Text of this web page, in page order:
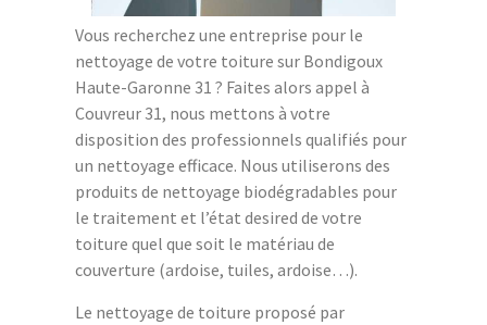
Vous recherchez une entreprise pour le
nettoyage de votre toiture sur Bondigoux
Haute-Garonne 31 ? Faites alors appel à
Couvreur 31, nous mettons à votre
disposition des professionnels qualifiés pour
un nettoyage efficace. Nous utiliserons des
produits de nettoyage biodégradables pour
le traitement et l’état desired de votre
toiture quel que soit le matériau de
couverture (ardoise, tuiles, ardoise…).
Le nettoyage de toiture proposé par